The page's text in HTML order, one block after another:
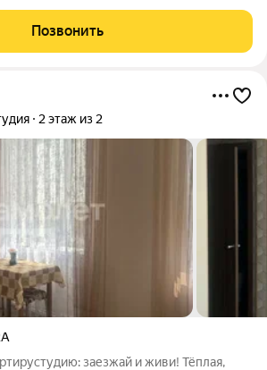
развивающемся районе
В квартире выполнен
Позвонить
2 этаж из 2
заезжай и живи! Тёплая,